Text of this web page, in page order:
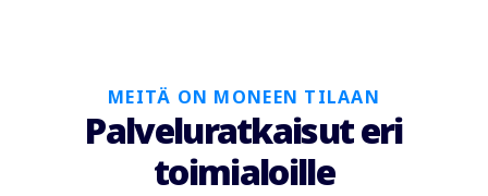
MEITÄ ON MONEEN TILAAN
Palveluratkaisut eri
toimialoille